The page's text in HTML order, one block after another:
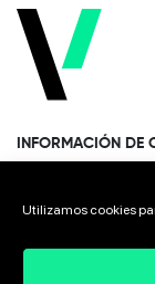
Utilizamos cookies
INFORMACIÓN DE
20014 Spain